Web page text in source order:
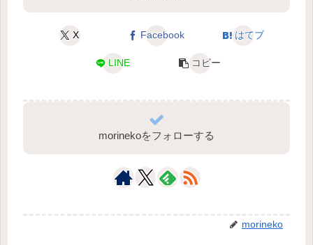
X Facebook はてブ
LINE コピー
morinekoをフォローする
morineko